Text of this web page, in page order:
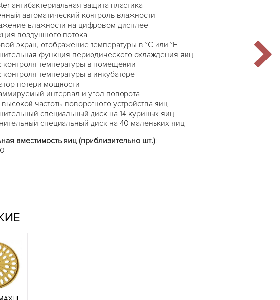
антибактериальная защита пластика
автоматический контроль влажности
влажности на цифровом дисплее
воздушного потока
экран, отображение температуры в °C или °F
функция периодического охлаждения яиц
контроля температуры в помещении
контроля температуры в инкубаторе
потери мощности
интервал и угол поворота
частоты поворотного устройства яиц
специальный диск на 14 куриных яиц
специальный диск на 40 маленьких яиц
вместимость яиц (приблизительно шт.):
II